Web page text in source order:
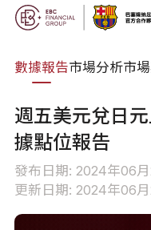
數據報告市場分析市
週五美元兌日
據點位報告
發布日期: 2024年06月
更新日期: 2024年06月